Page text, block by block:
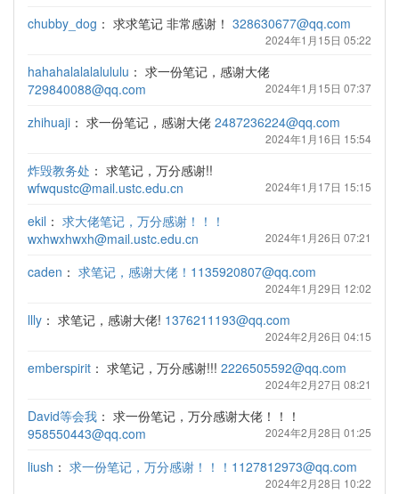
chubby_dog ： 求求笔记 非常感谢！ 328630677@qq.com
2024年1月15日 05:22
hahahalalalalululu ： 求一份笔记，感谢大佬
729840088@qq.com
2024年1月15日 07:37
zhihuaji ： 求一份笔记，感谢大佬 2487236224@qq.com
2024年1月16日 15:54
炸毁教务处 ： 求笔记，万分感谢!!
wfwqustc@mail.ustc.edu.cn
2024年1月17日 15:15
ekil ： 求大佬笔记，万分感谢！！！
wxhwxhwxh@mail.ustc.edu.cn
2024年1月26日 07:21
caden ： 求笔记，感谢大佬！1135920807@qq.com
2024年1月29日 12:02
llly ： 求笔记，感谢大佬! 1376211193@qq.com
2024年2月26日 04:15
emberspirit ： 求笔记，万分感谢!!! 2226505592@qq.com
2024年2月27日 08:21
David等会我 ： 求一份笔记，万分感谢大佬！！！
958550443@qq.com
2024年2月28日 01:25
liush ： 求一份笔记，万分感谢！！！1127812973@qq.com
2024年2月28日 10:22